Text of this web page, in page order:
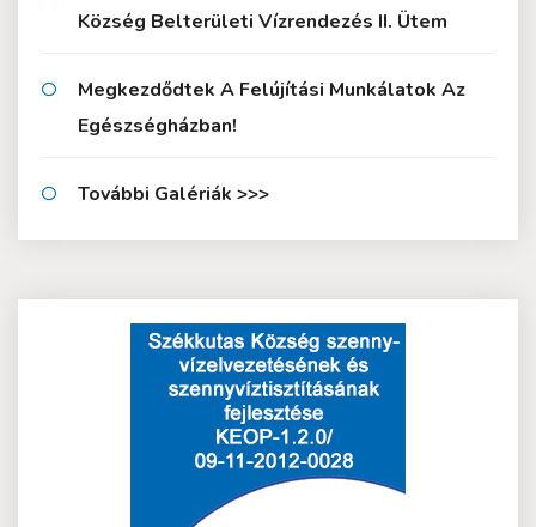
Község Belterületi Vízrendezés II. Ütem
Megkezdődtek A Felújítási Munkálatok Az
Egészségházban!
További Galériák >>>